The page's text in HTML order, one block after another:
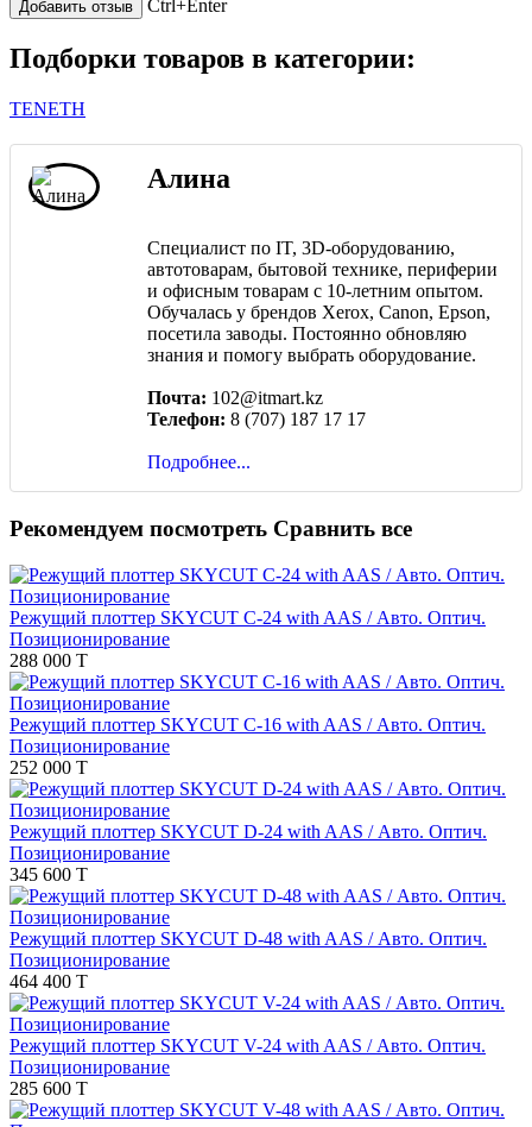
Ctrl+Enter
Подборки товаров в категории:
TENETH
Алина
Специалист по IT, 3D-оборудованию,
автотоварам, бытовой технике, периферии
и офисным товарам с 10-летним опытом.
Обучалась у брендов Xerox, Canon, Epson,
посетила заводы. Постоянно обновляю
знания и помогу выбрать оборудование.
Почта: 102@itmart.kz
Телефон: 8 (707) 187 17 17
Подробнее...
Рекомендуем посмотреть Сравнить все
Режущий плоттер SKYCUT C-24 with AAS / Авто. Оптич.
Позиционирование
288 000 T
Режущий плоттер SKYCUT C-16 with AAS / Авто. Оптич.
Позиционирование
252 000 T
Режущий плоттер SKYCUT D-24 with AAS / Авто. Оптич.
Позиционирование
345 600 T
Режущий плоттер SKYCUT D-48 with AAS / Авто. Оптич.
Позиционирование
464 400 T
Режущий плоттер SKYCUT V-24 with AAS / Авто. Оптич.
Позиционирование
285 600 T